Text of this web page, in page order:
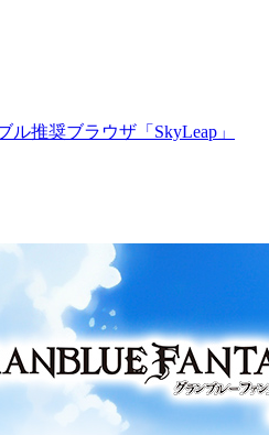
推奨ブラウザ「SkyLeap」